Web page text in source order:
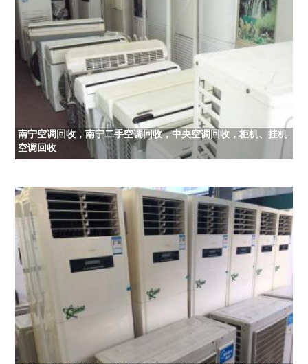
南宁空调回收，南宁二手空调回收，中央空调回收，柜机、挂机
空调回收